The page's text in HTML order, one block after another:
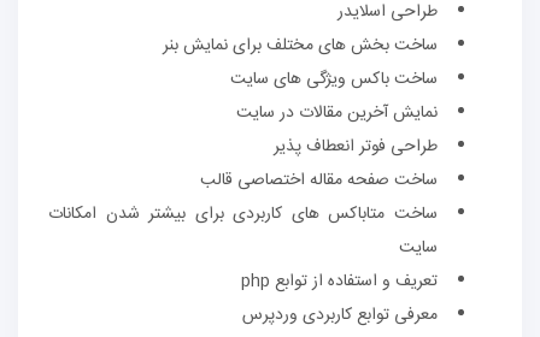
طراحی اسلایدر
ساخت بخش های مختلف برای نمایش بنر
ساخت باکس ویژگی های سایت
نمایش آخرین مقالات در سایت
طراحی فوتر انعطاف پذیر
ساخت صفحه مقاله اختصاصی قالب
ساخت متاباکس های کاربردی برای بیشتر شدن امکانات
سایت
تعریف و استفاده از توابع php
معرفی توابع کاربردی وردپرس